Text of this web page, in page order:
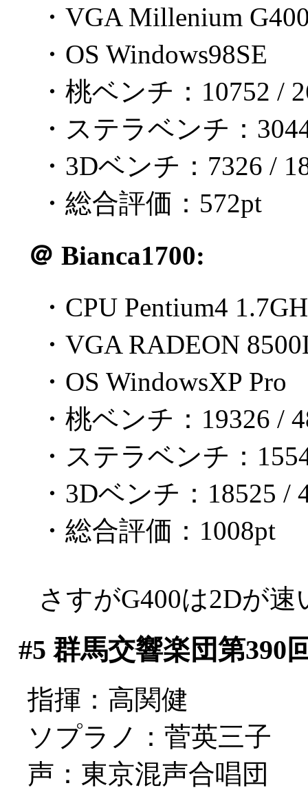
・VGA Millenium
・OS Windows98SE
・桃ベンチ：10752 /
・ステラベンチ：
・3Dベンチ：7326 /
・総合評価：572pt
＠ Bianca1700:
・CPU Pentium4
・VGA RADEON
・OS WindowsXP Pro
・桃ベンチ：19326 /
・ステラベンチ：
・3Dベンチ：18525 /
・総合評価：1008pt
さすがG400は2Dが速
#5 群馬交響楽団第390
指揮：高関健
ソプラノ：菅英三子
声：東京混声合唱団